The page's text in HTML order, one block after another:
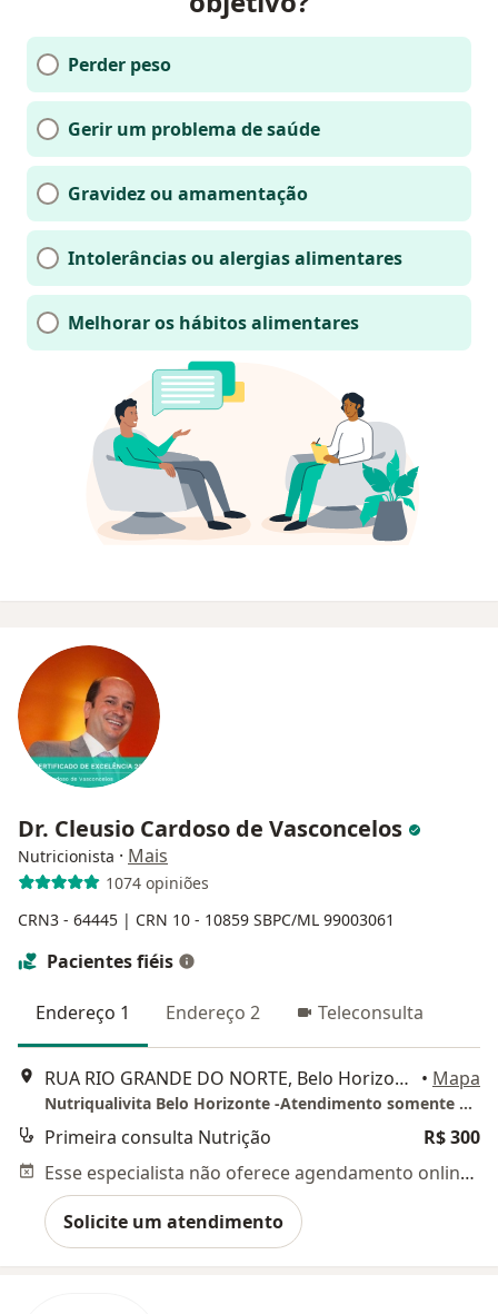
Perder peso
Gerir um problema de saúde
Gravidez ou amamentação
Intolerâncias ou alergias alimentares
Melhorar os hábitos alimentares
Dr. Cleusio Cardoso de Vasconcelos
Nutricionista · Mais
1074 opiniões
CRN3 - 64445 | CRN 10 - 10859 SBPC/ML 99003061
Pacientes fiéis
Endereço 1 Endereço 2 Teleconsulta
RUA RIO GRANDE DO NORTE, Belo Horizonte • Mapa
Nutriqualivita Belo Horizonte -Atendimento somente por telemedicina . Planos de saúde aceitos, (Porto Seguro, Gama - Care Plus - Itaú Saúde ), outros somente por reembolso com desconto de 50%
Primeira consulta Nutrição
R$ 300
Esse especialista não oferece agendamento online para esse endereço.
Solicite um atendimento